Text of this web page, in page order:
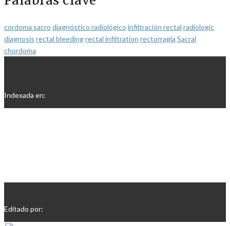
cordoma sacro diagnóstico radiológico infiltración rectal radiologic
diagnosis rectal bleedingrectal infiltration rectorragia Sacral
chordoma
Indexada en:
Editado por: